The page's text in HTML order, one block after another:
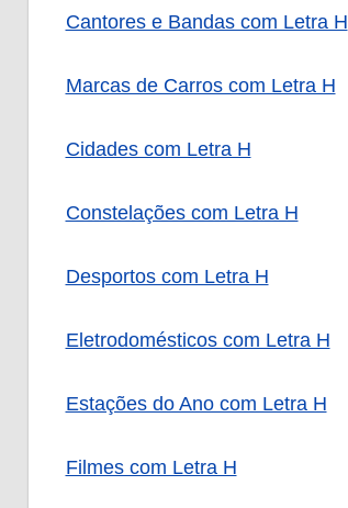
Cantores e Bandas com Letra H
Marcas de Carros com Letra H
Cidades com Letra H
Constelações com Letra H
Desportos com Letra H
Eletrodomésticos com Letra H
Estações do Ano com Letra H
Filmes com Letra H